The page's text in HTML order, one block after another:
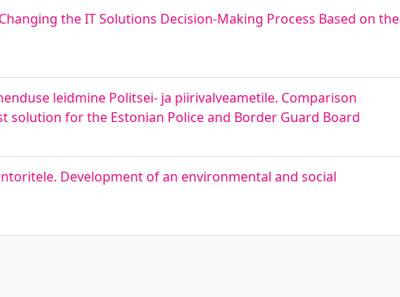
the IT Solutions Decision-Making Process Based on the
leidmine Politsei- ja piirivalveametile. Comparison
for the Estonian Police and Border Guard Board
Development of an environmental and social